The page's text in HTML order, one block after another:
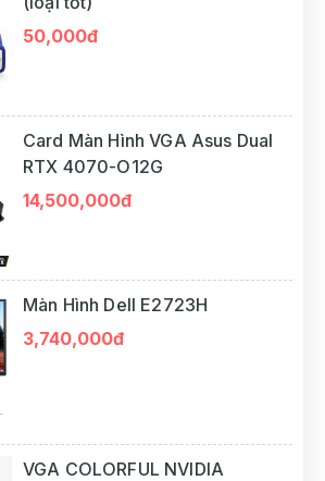
50,000đ
Card Màn Hình VGA Asus Dual
RTX 4070-O12G
14,500,000đ
Màn Hình Dell E2723H
3,740,000đ
VGA COLORFUL NVIDIA